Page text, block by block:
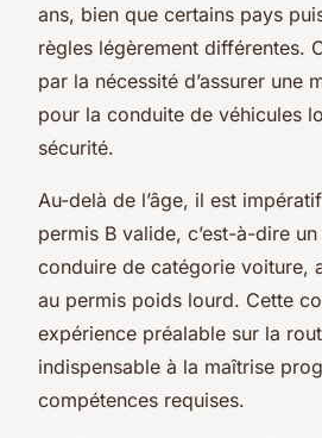
ans, bien que certains pays
règles légèrement différentes.
par la nécessité d’assurer une
pour la conduite de véhicules
sécurité.
Au-delà de l’âge, il est
permis B valide, c’est-à-dire
conduire de catégorie voiture,
au permis poids lourd. Cette
expérience préalable sur la
indispensable à la maîtrise
compétences requises.